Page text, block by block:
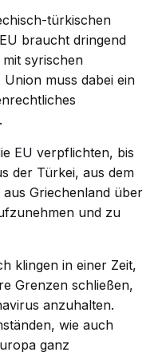
türkischen
braucht dringend
syrischen
muss dabei ein
EU verpflichten, bis
der Türkei, aus dem
Griechenland über
und zu
klingen in einer Zeit,
Grenzen schließen,
anzuhalten.
wie auch
ganz